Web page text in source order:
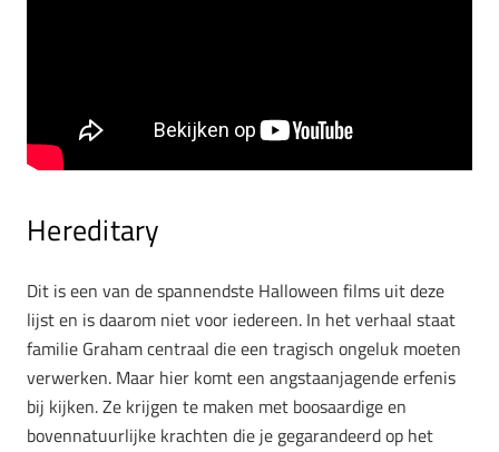
Hereditary
Dit is een van de spannendste Halloween films uit deze
lijst en is daarom niet voor iedereen. In het verhaal staat
familie Graham centraal die een tragisch ongeluk moeten
verwerken. Maar hier komt een angstaanjagende erfenis
bij kijken. Ze krijgen te maken met boosaardige en
bovennatuurlijke krachten die je gegarandeerd op het